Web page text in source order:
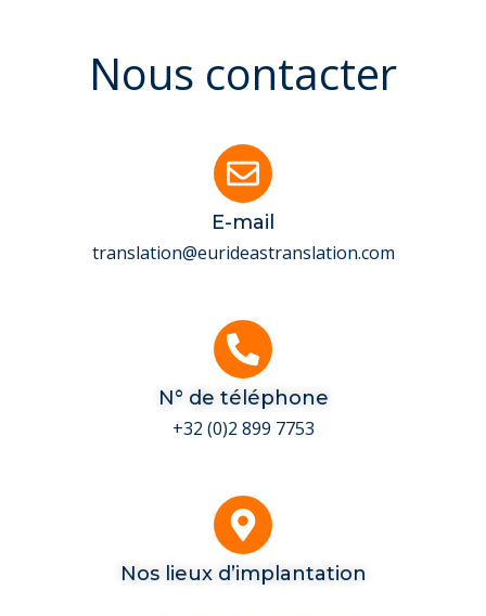
Nous contacter
E-mail
translation@eurideastranslation.com
N° de téléphone
+32 (0)2 899 7753
Nos lieux d’implantation